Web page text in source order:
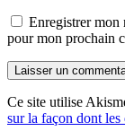
Enregistrer mon
pour mon prochain
Laisser un
Ce site utilise
sur la façon dont les